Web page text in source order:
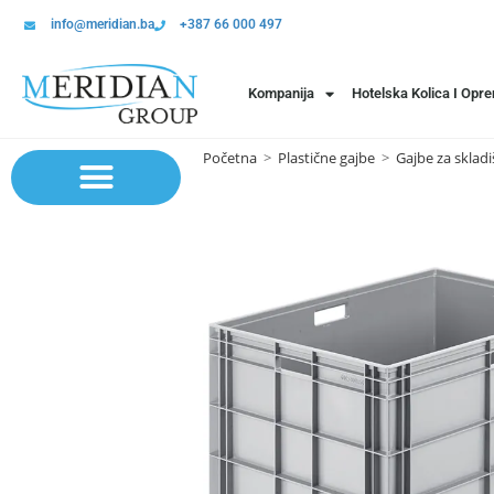
info@meridian.ba +387 66 000 497
Kompanija Hotelska Kolica I
Početna > Plastične gajbe > Gajbe za